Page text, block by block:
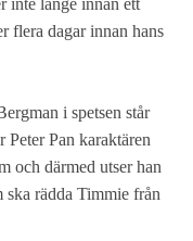
inte länge innan ett
flera dagar innan hans
i spetsen står
Peter Pan karaktären
och därmed utser han
ska rädda Timmie från